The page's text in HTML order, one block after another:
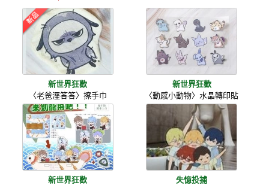
新世界狂歡
〈老爸溼答答〉擦手巾
新世界狂歡
〈動感小動物〉水晶轉印貼
新世界狂歡
失憶投捕